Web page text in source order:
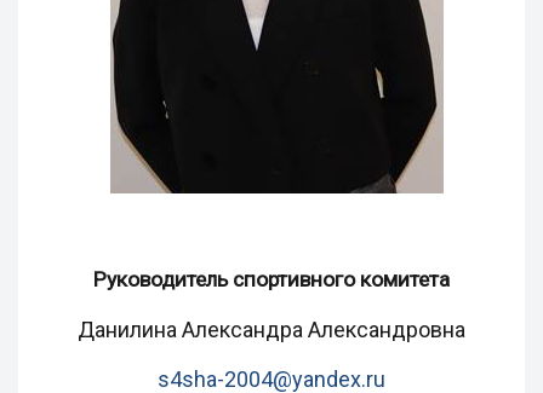
Руководитель спортивного комитета
Данилина Александра Александровна
s4sha-2004@yandex.ru